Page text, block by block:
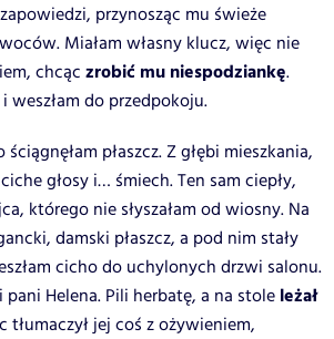
przynosząc mu świeże
Miałam własny klucz, więc nie
chcąc zrobić mu niespodziankę.
weszłam do przedpokoju.
płaszcz. Z głębi mieszkania,
głosy i… śmiech. Ten sam ciepły,
którego nie słyszałam od wiosny. Na
damski płaszcz, a pod nim stały
cicho do uchylonych drzwi salonu.
Helena. Pili herbatę, a na stole leżał
tłumaczył jej coś z ożywieniem,